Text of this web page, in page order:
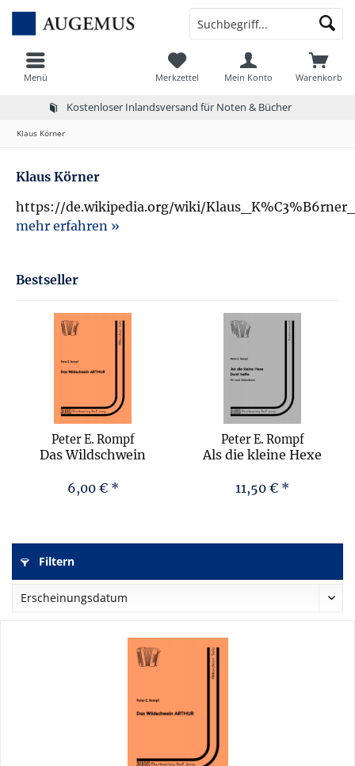
Kostenloser Inlandsversand für Noten & Bücher
Menü Warenkorb
Merkzettel Mein Konto
Klaus Körner
Klaus Körner
https://de.wikipedia.org/wiki/
mehr erfahren »
Bestseller
Peter E. Rompf
Das Wildschwein
6,00 € *
Peter E. Rompf
Als die kleine Hexe
11,50 € *
Filtern